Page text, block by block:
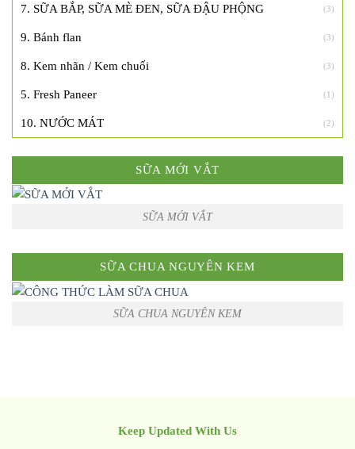
7. SỮA BẮP, SỮA MÈ ĐEN, SỮA ĐẬU PHỘNG (3)
9. Bánh flan (3)
8. Kem nhãn / Kem chuối (3)
5. Fresh Paneer (1)
10. NƯỚC MÁT (2)
SỮA MỚI VẮT
SỮA MỚI VẮT
SỮA CHUA NGUYÊN KEM
SỮA CHUA NGUYÊN KEM
Keep Updated With Us